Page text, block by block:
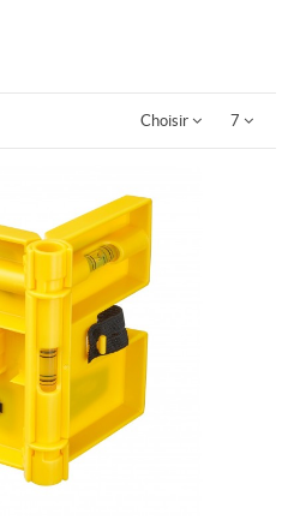
Choisir 7